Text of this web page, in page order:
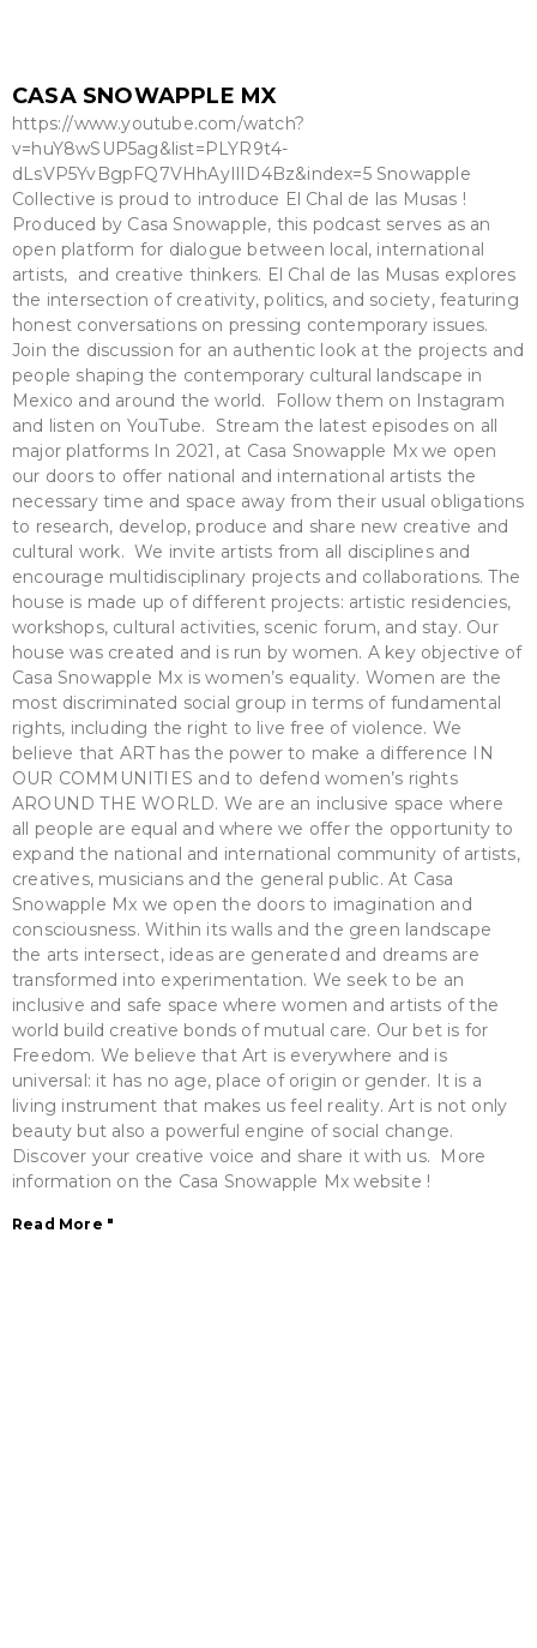
CASA SNOWAPPLE MX
https://www.youtube.com/watch?
v=huY8wSUP5ag&list=PLYR9t4-
dLsVP5YvBgpFQ7VHhAyIlID4Bz&index=5 Snowapple
Collective is proud to introduce El Chal de las Musas !
Produced by Casa Snowapple, this podcast serves as an
open platform for dialogue between local, international
artists, and creative thinkers. El Chal de las Musas explores
the intersection of creativity, politics, and society, featuring
honest conversations on pressing contemporary issues.
Join the discussion for an authentic look at the projects and
people shaping the contemporary cultural landscape in
Mexico and around the world. Follow them on Instagram
and listen on YouTube. Stream the latest episodes on all
major platforms In 2021, at Casa Snowapple Mx we open
our doors to offer national and international artists the
necessary time and space away from their usual obligations
to research, develop, produce and share new creative and
cultural work. We invite artists from all disciplines and
encourage multidisciplinary projects and collaborations. The
house is made up of different projects: artistic residencies,
workshops, cultural activities, scenic forum, and stay. Our
house was created and is run by women. A key objective of
Casa Snowapple Mx is women’s equality. Women are the
most discriminated social group in terms of fundamental
rights, including the right to live free of violence. We
believe that ART has the power to make a difference IN
OUR COMMUNITIES and to defend women’s rights
AROUND THE WORLD. We are an inclusive space where
all people are equal and where we offer the opportunity to
expand the national and international community of artists,
creatives, musicians and the general public. At Casa
Snowapple Mx we open the doors to imagination and
consciousness. Within its walls and the green landscape
the arts intersect, ideas are generated and dreams are
transformed into experimentation. We seek to be an
inclusive and safe space where women and artists of the
world build creative bonds of mutual care. Our bet is for
Freedom. We believe that Art is everywhere and is
universal: it has no age, place of origin or gender. It is a
living instrument that makes us feel reality. Art is not only
beauty but also a powerful engine of social change.
Discover your creative voice and share it with us. More
information on the Casa Snowapple Mx website !
Read More "